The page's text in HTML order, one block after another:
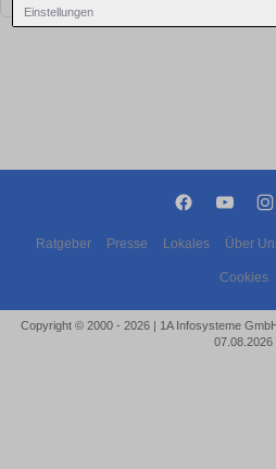
Einstellungen
Ratgeber Presse Lokales Über
Cookies
Copyright © 2000 - 2026 | 1A Infosysteme
07.08.2026